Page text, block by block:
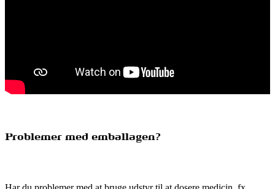
Problemer med emballagen?